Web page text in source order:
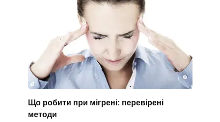
Що робити при мігрені: перевірені
методи